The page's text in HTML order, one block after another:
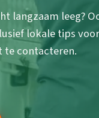
langzaam leeg?
lokale tips
te contacteren.